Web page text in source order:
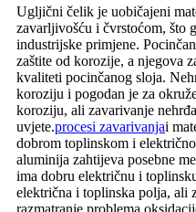
Ugljični čelik je uobičajeni
zavarljivošću i čvrstoćom, što
industrijske primjene.
zaštite od korozije, a njegova
kvaliteti pocinčanog sloja.
koroziju i pogodan je za
koroziju, ali zavarivanje
uvjete.procesi zavarivanjai
dobrom toplinskom i
aluminija zahtijeva posebne
ima dobru električnu i
električna i toplinska polja, ali
razmatranje problema